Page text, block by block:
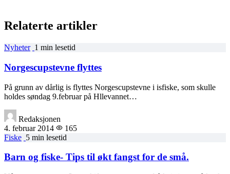
Relaterte artikler
Nyheter 1 min lesetid
Norgescupstevne flyttes
På grunn av dårlig is flyttes Norgescupstevne i isfiske, som skulle
holdes søndag 9.februar på Hllevannet…
Redaksjonen
4. februar 2014
165
Fiske 5 min lesetid
Barn og fiske- Tips til økt fangst for de små.